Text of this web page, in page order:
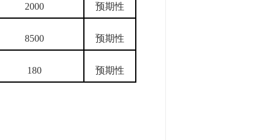
2000 预期性
8500 预期性
180 预期性